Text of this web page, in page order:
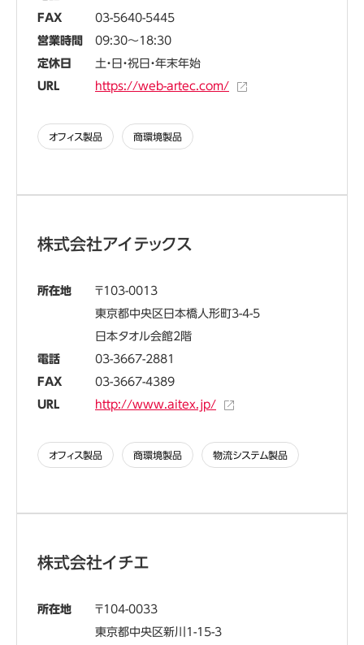
FAX
03-5640-5445
営業時間
09:30～18:30
定休日
土・日・祝日・年末年始
URL
https://web-artec.com/
オフィス製品 商環境製品
株式会社アイテックス
所在地
103-0013
東京都中央区日本橋人形町3-4-5
日本タオル会館2階
電話
03-3667-2881
FAX
03-3667-4389
URL
http://www.aitex.jp/
オフィス製品 商環境製品 物流システム製品
株式会社イチエ
所在地
104-0033
東京都中央区新川1-15-3